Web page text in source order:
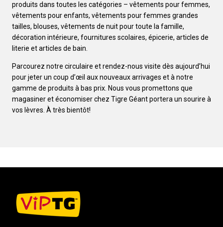
produits dans toutes les catégories – vêtements pour femmes,
vêtements pour enfants, vêtements pour femmes grandes
tailles, blouses, vêtements de nuit pour toute la famille,
décoration intérieure, fournitures scolaires, épicerie, articles de
literie et articles de bain.
Parcourez notre circulaire et rendez-nous visite dès aujourd’hui
pour jeter un coup d’œil aux nouveaux arrivages et à notre
gamme de produits à bas prix. Nous vous promettons que
magasiner et économiser chez Tigre Géant portera un sourire à
vos lèvres. À très bientôt!